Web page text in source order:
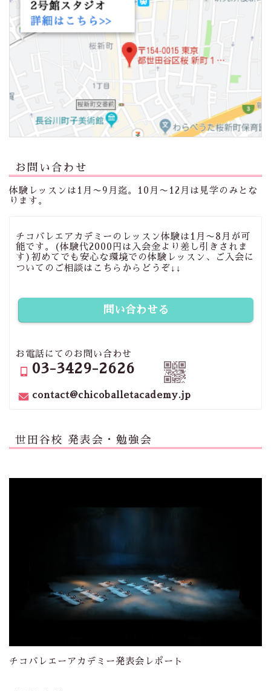
お問い合わせ
体験レッスンは1月〜9月迄。10月〜12月は見学のみとな
ります。
チコバレエアカデミーのレッスン体験は1月〜8月が可
能です。(体験代2000円は入会金より差し引きされま
す)初めてでも安心な環境での体験レッスン、ご入会に
ついてのご相談はこちらからどうぞ↓↓
問い合わせる
お電話にてのお問い合わせ
03-3429-2626
contact@chicoballetacademy.jp
世田谷校 発表会・勉強会
チコバレエーアカデミー発表会レポート